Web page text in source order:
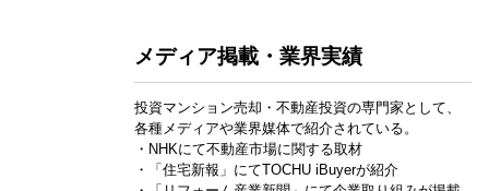
メディア掲載・業界実績
投資マンション売却・不動産投資の専門家として、
各種メディアや業界媒体で紹介されている。
・NHKにて不動産市場に関する取材
・「住宅新報」にてTOCHU iBuyerが紹介